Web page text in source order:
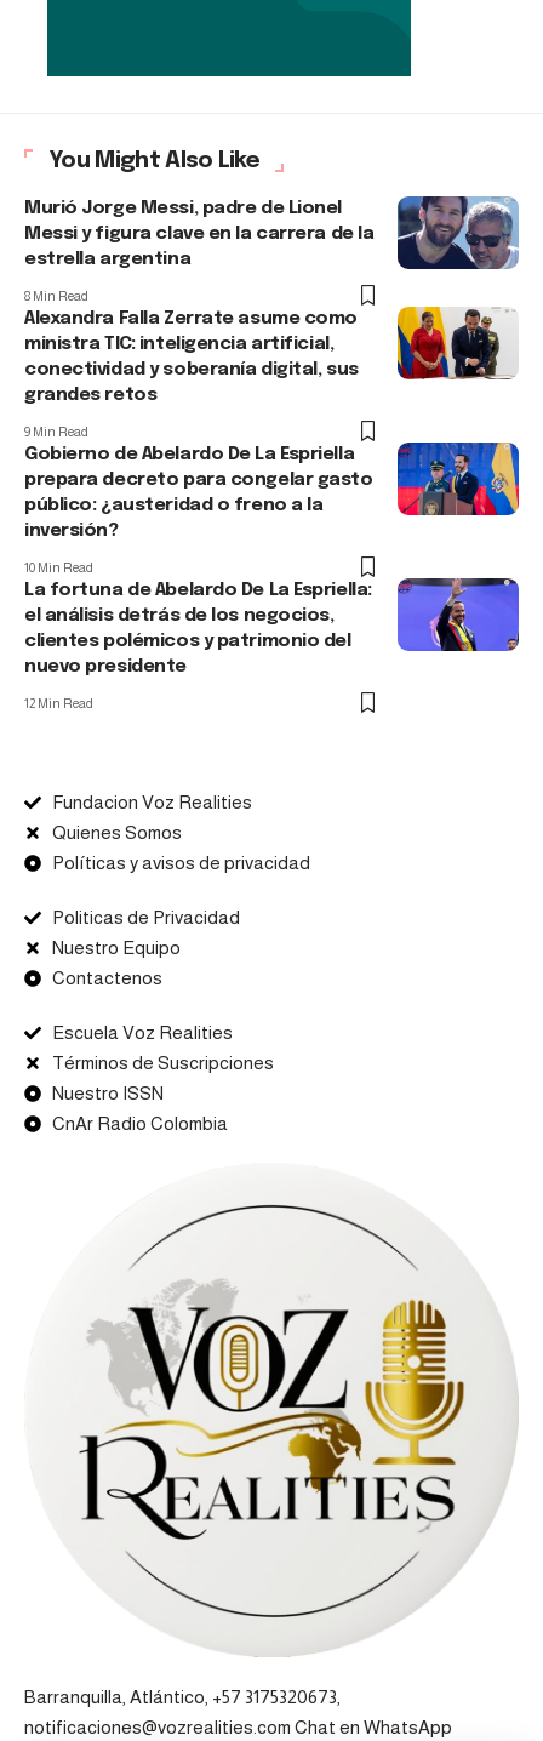
You Might Also Like
Murió Jorge Messi, padre de Lionel
Messi y figura clave en la carrera de la
estrella argentina
8 Min Read
Alexandra Falla Zerrate asume como
ministra TIC: inteligencia artificial,
conectividad y soberanía digital, sus
grandes retos
9 Min Read
Gobierno de Abelardo De La Espriella
prepara decreto para congelar gasto
público: ¿austeridad o freno a la
inversión?
10 Min Read
La fortuna de Abelardo De La Espriella:
el análisis detrás de los negocios,
clientes polémicos y patrimonio del
nuevo presidente
12 Min Read
Fundacion Voz Realities
Quienes Somos
Políticas y avisos de privacidad
Politicas de Privacidad
Nuestro Equipo
Contactenos
Escuela Voz Realities
Términos de Suscripciones
Nuestro ISSN
CnAr Radio Colombia
Barranquilla, Atlántico, +57 3175320673,
notificaciones@vozrealities.com Chat en WhatsApp